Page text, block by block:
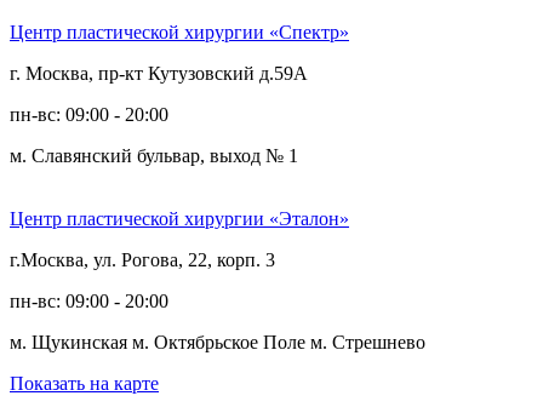
Центр пластической хирургии «Спектр»
г. Москва, пр-кт Кутузовский д.59А
пн-вс: 09:00 - 20:00
м. Славянский бульвар, выход № 1
Центр пластической хирургии «Эталон»
г.Москва, ул. Рогова, 22, корп. 3
пн-вс: 09:00 - 20:00
м. Щукинская м. Октябрьское Поле м. Стрешнево
Показать на карте